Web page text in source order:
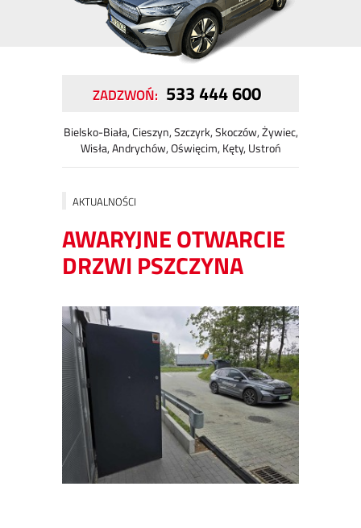
533 444 600
Bielsko-Biała, Cieszyn, Szczyrk, Skoczów, Żywiec,
Wisła, Andrychów, Oświęcim, Kęty, Ustroń
AKTUALNOŚCI
AWARYJNE OTWARCIE
DRZWI PSZCZYNA